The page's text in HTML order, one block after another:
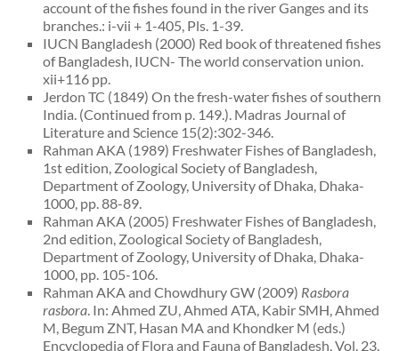
account of the fishes found in the river Ganges and its
branches.: i-vii + 1-405, Pls. 1-39.
IUCN Bangladesh (2000) Red book of threatened fishes
of Bangladesh, IUCN- The world conservation union.
xii+116 pp.
Jerdon TC (1849) On the fresh-water fishes of southern
India. (Continued from p. 149.). Madras Journal of
Literature and Science 15(2):302-346.
Rahman AKA (1989) Freshwater Fishes of Bangladesh,
1st edition, Zoological Society of Bangladesh,
Department of Zoology, University of Dhaka, Dhaka-
1000, pp. 88-89.
Rahman AKA (2005) Freshwater Fishes of Bangladesh,
2nd edition, Zoological Society of Bangladesh,
Department of Zoology, University of Dhaka, Dhaka-
1000, pp. 105-106.
Rahman AKA and Chowdhury GW (2009) Rasbora
rasbora. In: Ahmed ZU, Ahmed ATA, Kabir SMH, Ahmed
M, Begum ZNT, Hasan MA and Khondker M (eds.)
Encyclopedia of Flora and Fauna of Bangladesh, Vol. 23.